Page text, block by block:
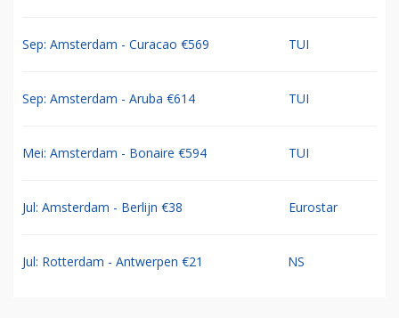
Sep: Amsterdam - Curacao €569 TUI
Sep: Amsterdam - Aruba €614 TUI
Mei: Amsterdam - Bonaire €594 TUI
Jul: Amsterdam - Berlijn €38 Eurostar
Jul: Rotterdam - Antwerpen €21 NS